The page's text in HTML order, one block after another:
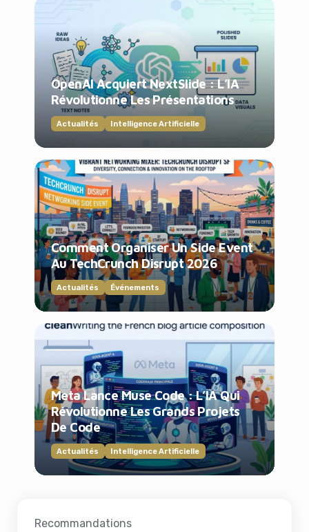
OpenAI Acquiert NextSlide : L’IA
Révolutionne Les Présentations
Actualités Intelligence Artificielle
Comment Organiser Un Side Event
Au TechCrunch Disrupt 2026
Actualités Événements
Meta Lance Muse Code : L’IA Qui
Révolutionne Les Grands Projets
De Code
Actualités Intelligence Artificielle
Recommandations